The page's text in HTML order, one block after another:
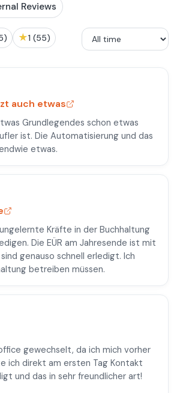
Reviews
★ 1 (55)
auch etwas
Grundlegendes schon etwas
ist. Die Automatisierung und das
etwas.
Kräfte in der Buchhaltung
Die EÜR am Jahresende ist mit
genauso schnell erledigt. Ich
betreiben müssen.
gewechselt, da ich mich vorher
ich direkt am ersten Tag Kontakt
und das in sehr freundlicher art!